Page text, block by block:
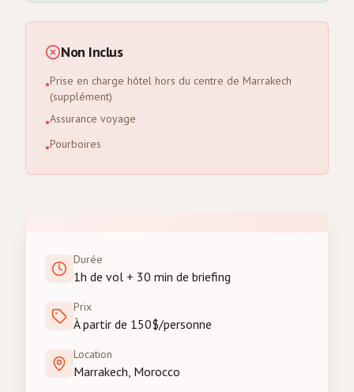
Non Inclus
•Prise en charge hôtel hors du centre de Marrakech
(supplément)
•Assurance voyage
•Pourboires
Durée
1h de vol + 30 min de briefing
Prix
À partir de 150$/personne
Location
Marrakech, Morocco